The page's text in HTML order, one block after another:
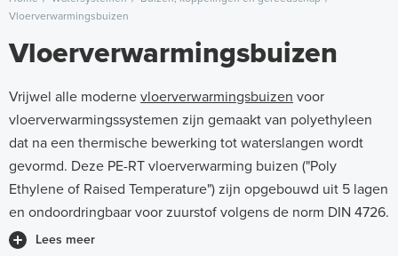
Vloerverwarmingsbuizen
Vloerverwarmingsbuizen
Vrijwel alle moderne vloerverwarmingsbuizen voor
vloerverwarmingssystemen zijn gemaakt van polyethyleen
dat na een thermische bewerking tot waterslangen wordt
gevormd. Deze PE-RT vloerverwarming buizen ("Poly
Ethylene of Raised Temperature") zijn opgebouwd uit 5 lagen
en ondoordringbaar voor zuurstof volgens de norm DIN 4726.
Lees meer